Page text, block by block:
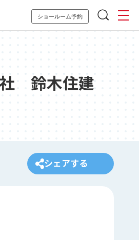
ショールーム予約
鈴木住建
シェアする